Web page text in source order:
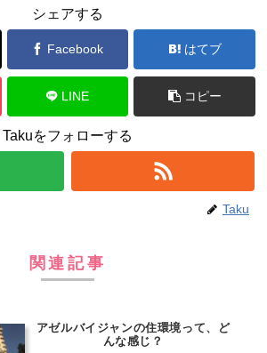
シェアする
Facebook はてブ
LINE コピー
Takuをフォローする
Taku
関連記事
アゼルバイジャンの住環境って、ど
んな感じ？